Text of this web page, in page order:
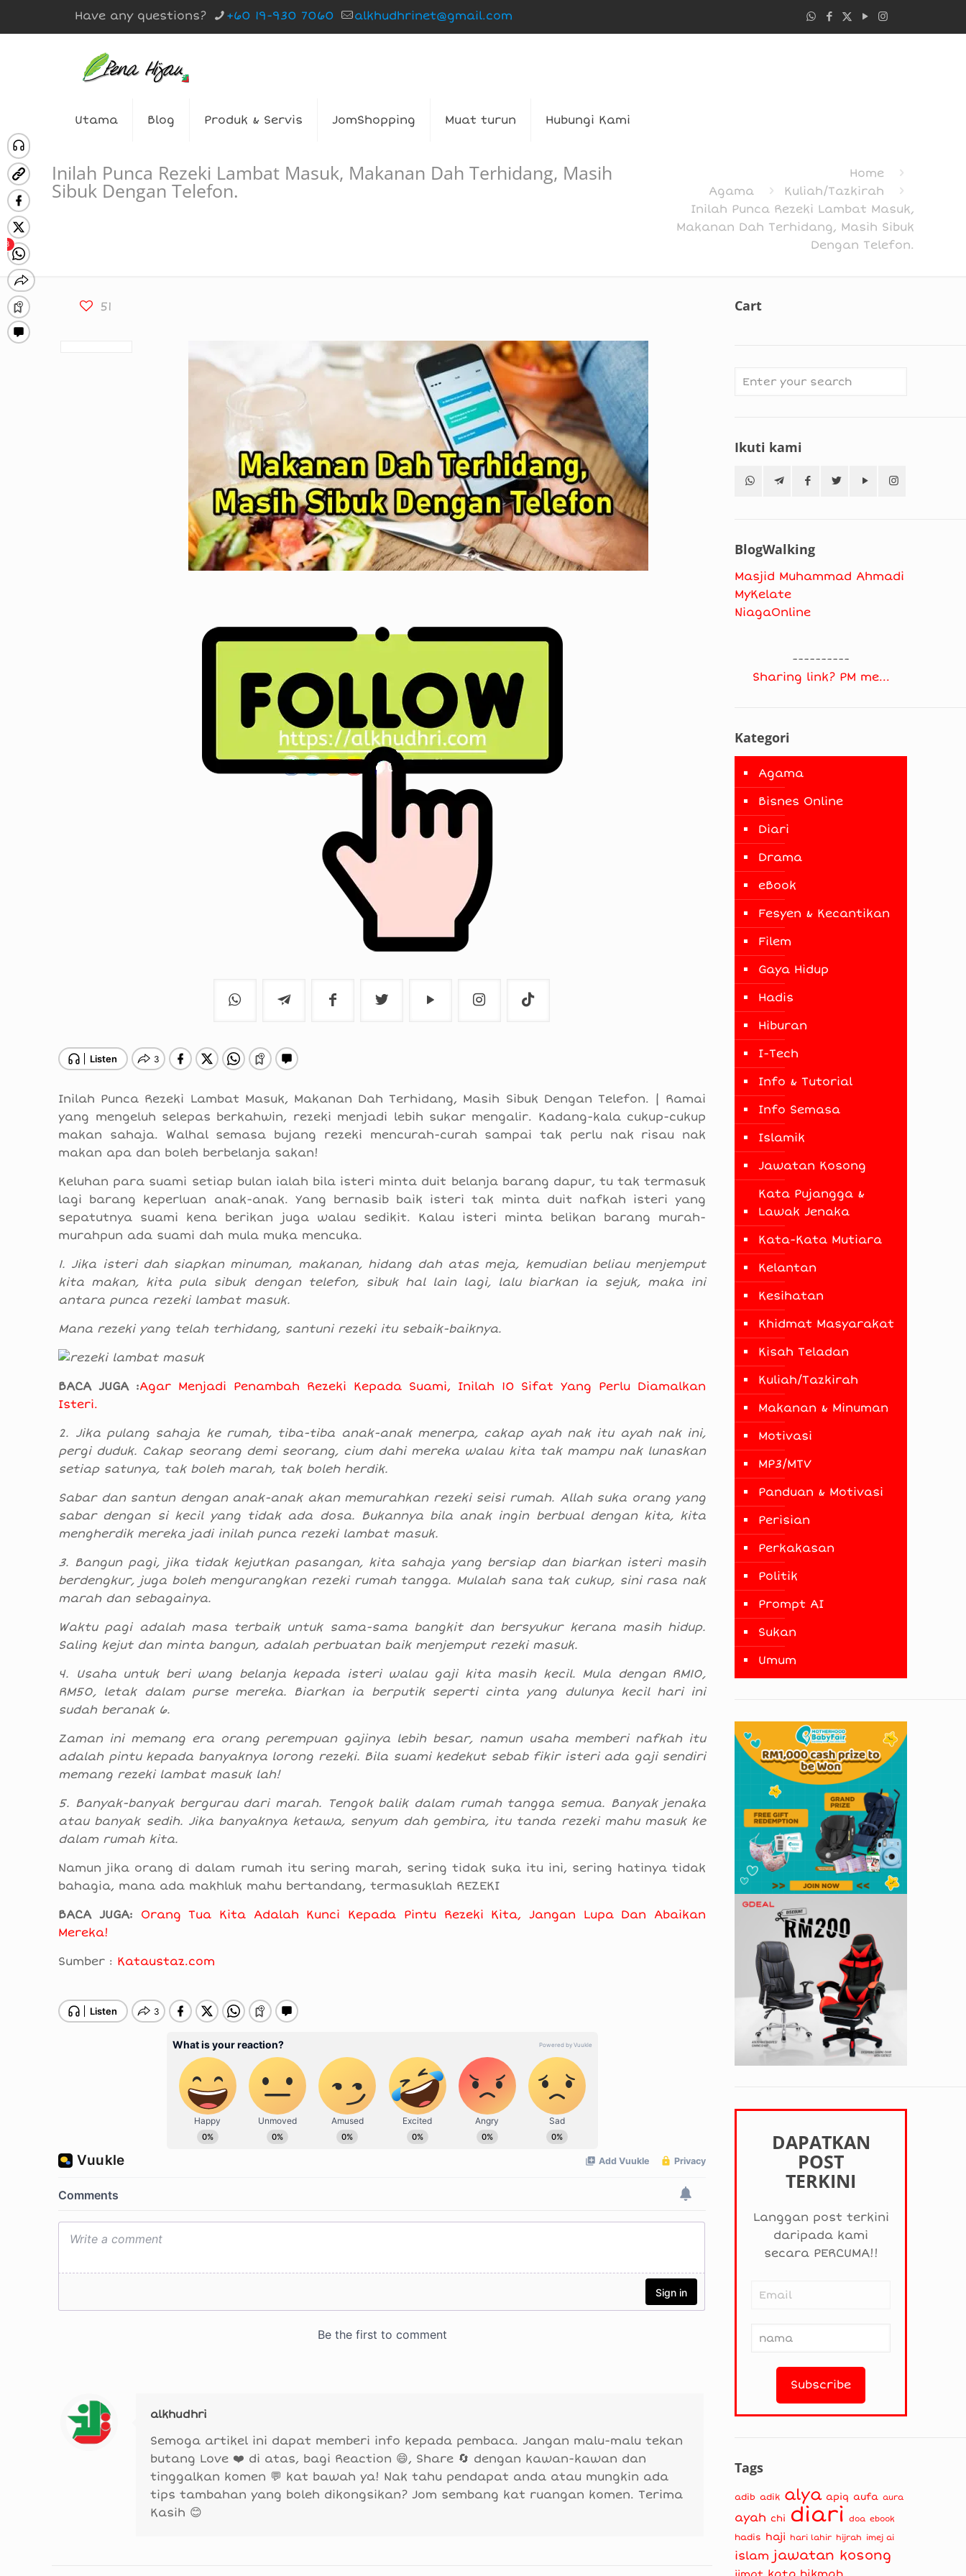
Have any questions? +60 19-930 7060 alkhudhrinet@gmail.com
Utama Blog Produk & Servis JomShopping Muat turun Hubungi Kami
Inilah Punca Rezeki Lambat Masuk, Makanan Dah Terhidang, Masih
Sibuk Dengan Telefon.
Home
Agama
Kuliah/Tazkirah
Inilah Punca Rezeki Lambat Masuk,
Makanan Dah Terhidang, Masih Sibuk
Dengan Telefon.
51
Inilah Punca Rezeki Lambat Masuk, Makanan Dah Terhidang, Masih Sibuk Dengan Telefon. | Ramai
yang mengeluh selepas berkahwin, rezeki menjadi lebih sukar mengalir. Kadang-kala cukup-cukup
makan sahaja. Walhal semasa bujang rezeki mencurah-curah sampai tak perlu nak risau nak
makan apa dan boleh berbelanja sakan!
Keluhan para suami setiap bulan ialah bila isteri minta duit belanja barang dapur, tu tak termasuk
lagi barang keperluan anak-anak. Yang bernasib baik isteri tak minta duit nafkah isteri yang
sepatutnya suami kena berikan juga walau sedikit. Kalau isteri minta belikan barang murah-
murahpun ada suami dah mula muka mencuka.
1. Jika isteri dah siapkan minuman, makanan, hidang dah atas meja, kemudian beliau menjemput
kita makan, kita pula sibuk dengan telefon, sibuk hal lain lagi, lalu biarkan ia sejuk, maka ini
antara punca rezeki lambat masuk.
Mana rezeki yang telah terhidang, santuni rezeki itu sebaik-baiknya.
BACA JUGA :Agar Menjadi Penambah Rezeki Kepada Suami, Inilah 10 Sifat Yang Perlu Diamalkan
Isteri.
2. Jika pulang sahaja ke rumah, tiba-tiba anak-anak menerpa, cakap ayah nak itu ayah nak ini,
pergi duduk. Cakap seorang demi seorang, cium dahi mereka walau kita tak mampu nak lunaskan
setiap satunya, tak boleh marah, tak boleh herdik.
Sabar dan santun dengan anak-anak akan memurahkan rezeki seisi rumah. Allah suka orang yang
sabar dengan si kecil yang tidak ada dosa. Bukannya bila anak ingin berbual dengan kita, kita
mengherdik mereka jadi inilah punca rezeki lambat masuk.
3. Bangun pagi, jika tidak kejutkan pasangan, kita sahaja yang bersiap dan biarkan isteri masih
berdengkur, juga boleh mengurangkan rezeki rumah tangga. Mulalah sana tak cukup, sini rasa nak
marah dan sebagainya.
Waktu pagi adalah masa terbaik untuk sama-sama bangkit dan bersyukur kerana masih hidup.
Saling kejut dan minta bangun, adalah perbuatan baik menjemput rezeki masuk.
4. Usaha untuk beri wang belanja kepada isteri walau gaji kita masih kecil. Mula dengan RM10,
RM50, letak dalam purse mereka. Biarkan ia berputik seperti cinta yang dulunya kecil hari ini
sudah beranak 6.
Zaman ini memang era orang perempuan gajinya lebih besar, namun usaha memberi nafkah itu
adalah pintu kepada banyaknya lorong rezeki. Bila suami kedekut sebab fikir isteri ada gaji sendiri
memang rezeki lambat masuk lah!
5. Banyak-banyak bergurau dari marah. Tengok balik dalam rumah tangga semua. Banyak jenaka
atau banyak sedih. Jika banyaknya ketawa, senyum dah gembira, itu tanda rezeki mahu masuk ke
dalam rumah kita.
Namun jika orang di dalam rumah itu sering marah, sering tidak suka itu ini, sering hatinya tidak
bahagia, mana ada makhluk mahu bertandang, termasuklah REZEKI
BACA JUGA:
Orang Tua Kita Adalah Kunci Kepada Pintu Rezeki Kita, Jangan Lupa Dan Abaikan
Mereka!
Sumber : Kataustaz.com
alkhudhri
Semoga artikel ini dapat memberi info kepada pembaca. Jangan malu-malu tekan
butang Love ❤️ di atas, bagi Reaction 😄, Share 🔄 dengan kawan-kawan dan
tinggalkan komen 💬 kat bawah ya! Nak tahu pendapat anda atau mungkin ada
tips tambahan yang boleh dikongsikan? Jom sembang kat ruangan komen. Terima
Kasih 😊
Cart
Ikuti kami
BlogWalking
Masjid Muhammad Ahmadi
MyKelate
NiagaOnline
----------
Sharing link? PM me...
Kategori
Agama
Bisnes Online
Diari
Drama
eBook
Fesyen & Kecantikan
Filem
Gaya Hidup
Hadis
Hiburan
I-Tech
Info & Tutorial
Info Semasa
Islamik
Jawatan Kosong
Kata Pujangga &
Lawak Jenaka
Kata-Kata Mutiara
Kelantan
Kesihatan
Khidmat Masyarakat
Kisah Teladan
Kuliah/Tazkirah
Makanan & Minuman
Motivasi
MP3/MTV
Panduan & Motivasi
Perisian
Perkakasan
Politik
Prompt AI
Sukan
Umum
DAPATKAN
POST
TERKINI
Langgan post terkini
daripada kami
secara PERCUMA!!
Tags
adib adik alya apiq aufa aura
ayah chi diari doa ebook
hadis haji hari lahir hijrah imej ai
islam jawatan kosong